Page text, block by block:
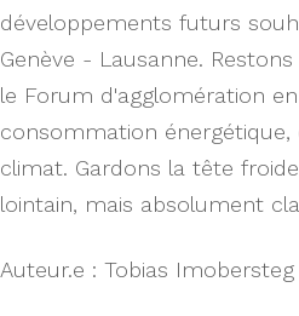
développements futurs
Genève - Lausanne.
le Forum d'agglomération
consommation
climat. Gardons la tête
lointain, mais absolument
Auteur.e : Tobias Imobersteg